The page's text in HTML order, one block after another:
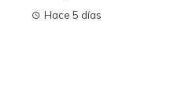
Hace 5 días